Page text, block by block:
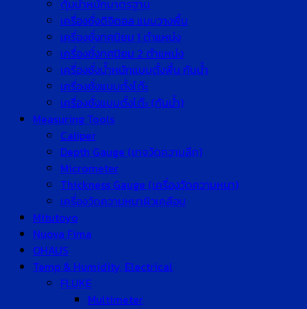
ตุ้มน้ำหนักมาตรฐาน
เครื่องชั่งดิจิตอล แบบวางพื้น
เครื่องชั่งทศนิยม 1 ตำแหน่ง
เครื่องชั่งทศนิยม 2 ตำแหน่ง
เครื่องชั่งน้ำหนักแบบตั้งพื้น กันน้ำ
เครื่องชั่งแบบตั้งโต๊ะ
เครื่องชั่งแบบตั้งโต๊ะ (กันน้ำ)
Measuring Tools
Caliper
Depth Gauge (เกจวัดความลึก)
Micrometer
Thickness Gauge (เครื่องวัดความหนา)
เครื่องวัดความหนาผิวเคลือบ
Mitutoyo
Nuova Fima
OHAUS
Temp & Humidity, Electrical
FLUKE
Multimeter